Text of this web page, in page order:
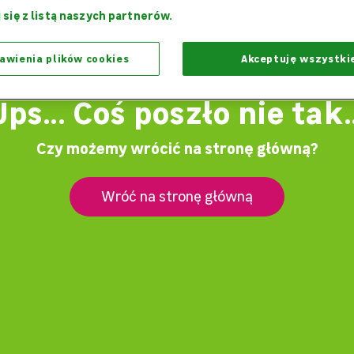
Coś poszło nie
Czy możemy wrócić na stronę główną?
Wróć na stronę główną
się z listą naszych partnerów.
plików cookies Akceptuję